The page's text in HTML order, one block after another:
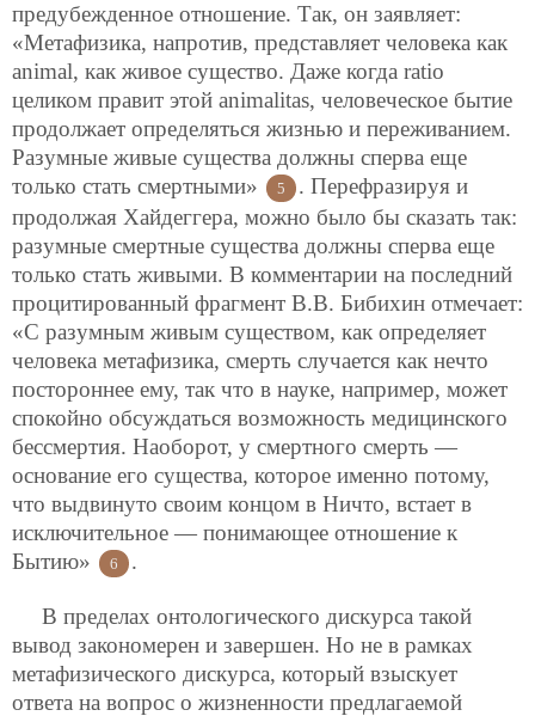
предубежденное отношение. Так, он заявляет:
«Метафизика, напротив, представляет человека как
animal, как живое существо. Даже когда ratio
целиком правит этой animalitas, человеческое бытие
продолжает определяться жизнью и переживанием.
Разумные живые существа должны сперва еще
только стать смертными»
5
. Перефразируя и
продолжая Хайдеггера, можно было бы сказать так:
разумные смертные существа должны сперва еще
только стать живыми. В комментарии на последний
процитированный фрагмент В.В. Бибихин отмечает:
«С разумным живым существом, как определяет
человека метафизика, смерть случается как нечто
постороннее ему, так что в науке, например, может
спокойно обсуждаться возможность медицинского
бессмертия. Наоборот, у смертного смерть —
основание его существа, которое именно потому,
что выдвинуто своим концом в Ничто, встает в
исключительное — понимающее отношение к
Бытию»
6 .
В пределах онтологического дискурса такой
вывод закономерен и завершен. Но не в рамках
метафизического дискурса, который взыскует
ответа на вопрос о жизненности предлагаемой